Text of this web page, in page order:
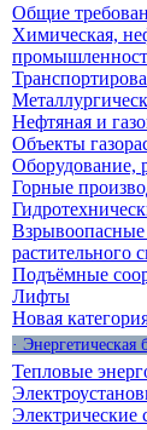
Общие
Химическая,
Нефтяная и
Объекты
Оборудование,
Горные
Взрывоопасные
растительного
Подъёмные
Лифты
Новая
· Энергетическая
Тепловые
Электрические